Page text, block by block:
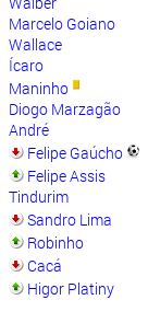
Marcelo Goiano
Wallace
Ícaro
Maninho
Diogo Marzagão
André
Felipe Gaúcho
Felipe Assis
Tindurim
Sandro Lima
Robinho
Cacá
Higor Platiny